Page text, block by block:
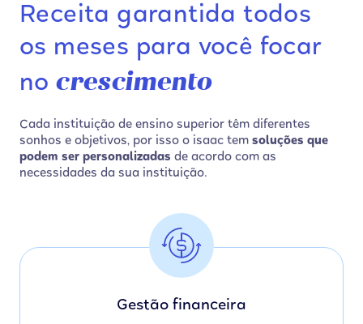
Receita garantida todos
os meses para você focar
nocrescimento
Cada instituição de ensino superior têm diferentes
sonhos e objetivos, por isso o isaac tem soluções que
podem ser personalizadas de acordo com as
necessidades da sua instituição.
Gestão financeira